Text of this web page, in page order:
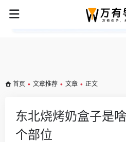
首页 • 文章推荐 • 文章 • 正文
东北烧烤奶盒子是
个部位